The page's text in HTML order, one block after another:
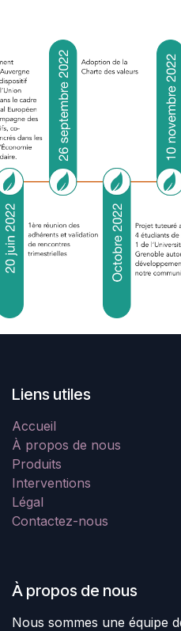
Liens utiles
Accueil
À propos de nous
Produits
Interventions
Légal
Contactez-nous
À propos de nous
Nous sommes une équipe